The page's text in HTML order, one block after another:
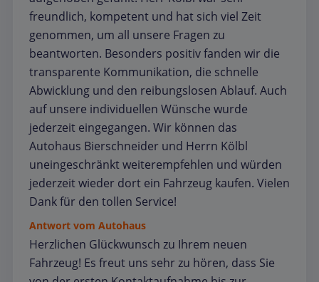
freundlich, kompetent und hat sich viel Zeit
genommen, um all unsere Fragen zu
beantworten. Besonders positiv fanden wir die
transparente Kommunikation, die schnelle
Abwicklung und den reibungslosen Ablauf. Auch
auf unsere individuellen Wünsche wurde
jederzeit eingegangen. Wir können das
Autohaus Bierschneider und Herrn Kölbl
uneingeschränkt weiterempfehlen und würden
jederzeit wieder dort ein Fahrzeug kaufen. Vielen
Dank für den tollen Service!
Antwort vom Autohaus
Herzlichen Glückwunsch zu Ihrem neuen
Fahrzeug! Es freut uns sehr zu hören, dass Sie